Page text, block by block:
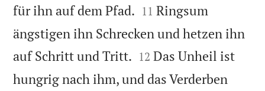
für ihn auf dem Pfad. 

11 Ringsum
ängstigen ihn Schrecken und hetzen ihn
auf Schritt und Tritt. 

12 Das Unheil ist
hungrig nach ihm, und das Verderben